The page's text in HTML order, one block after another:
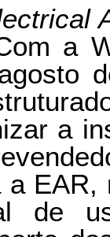
a
a
a
de